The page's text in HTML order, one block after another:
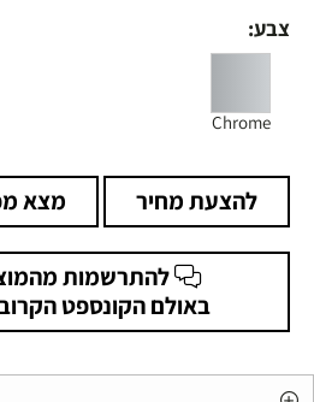
צבע:
Chrome
להצעת מחיר מצא
להתרשמות
באולם הקונספט